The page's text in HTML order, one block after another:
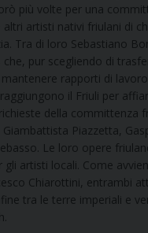
più volte per una
artisti nativi friulani di
Tra di loro Sebastiano
che, pur scegliendo di
rapporti di lavoro
il Friuli per
della committenza
Piazzetta,
Le loro opere
gli artisti locali. Come
Chiarottini, entrambi
tra le terre imperiali e